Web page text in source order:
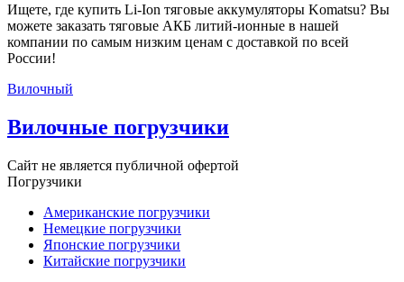
Ищете, где купить Li-Ion тяговые аккумуляторы Komatsu? Вы
можете заказать тяговые АКБ литий-ионные в нашей
компании по самым низким ценам с доставкой по всей
России!
Вилочный
Вилочные погрузчики
Сайт не является публичной офертой
Погрузчики
Американские погрузчики
Немецкие погрузчики
Японские погрузчики
Китайские погрузчики